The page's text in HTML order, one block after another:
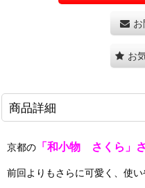
お
商品詳細
京都の 「和小物 さくら」
前回よりもさらに可愛く、使い